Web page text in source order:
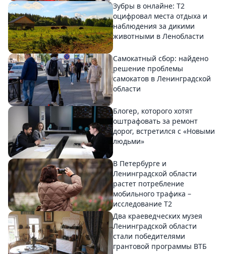
Зубры в онлайне: Т2
оцифровал места отдыха и
наблюдения за дикими
животными в Ленобласти
Самокатный сбор: найдено
решение проблемы
самокатов в Ленинградской
области
Блогер, которого хотят
оштрафовать за ремонт
дорог, встретился с «Новыми
людьми»
В Петербурге и
Ленинградской области
растет потребление
мобильного трафика –
исследование T2
Два краеведческих музея
Ленинградской области
стали победителями
грантовой программы ВТБ